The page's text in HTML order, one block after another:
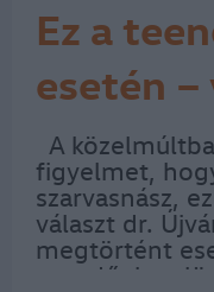
Ez a
esetén –
A
figyelmet,
szarvasnász,
választ dr.
megtörtént
teendő, ha